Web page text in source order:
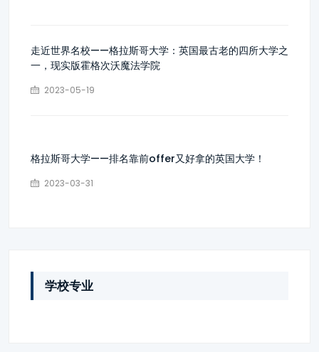
走近世界名校——格拉斯哥大学：英国最古老的四所大学之
一，现实版霍格次沃魔法学院
2023-05-19
格拉斯哥大学——排名靠前offer又好拿的英国大学！
2023-03-31
学校专业